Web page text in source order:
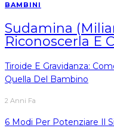
BAMBINI
Sudamina
Riconoscerla E
Tiroide E Gravidanza:
Quella Del Bambino
2 Anni Fa
6 Modi Per Potenziare Il